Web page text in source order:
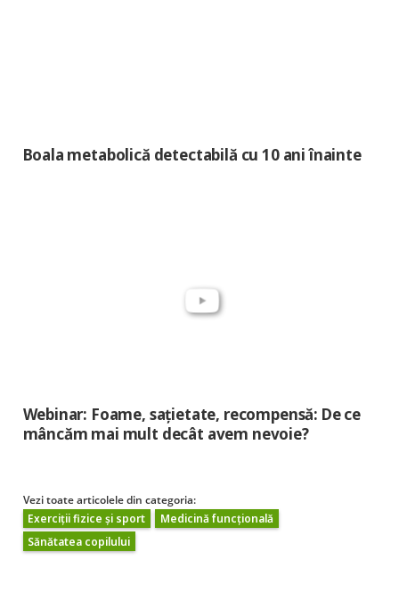
Boala metabolică detectabilă cu 10 ani înainte
Webinar: Foame, sațietate, recompensă: De ce
mâncăm mai mult decât avem nevoie?
Vezi toate articolele din categoria:
Exerciții fizice și sport
Medicină funcțională
Sănătatea copilului